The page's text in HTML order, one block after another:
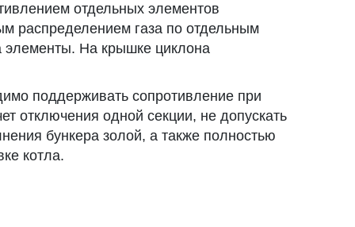
отдельных элементов
распределением газа по отдельным
элементы. На крышке циклона
поддерживать сопротивление при
отключения одной секции, не допускать
бункера золой, а также полностью
котла.